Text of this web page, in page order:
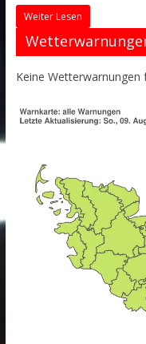
Weiter Lesen
Keine Wetterwarnungen